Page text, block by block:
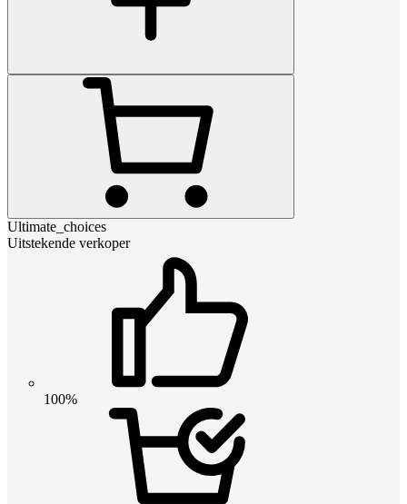
Ultimate_choices
Uitstekende verkoper
100%